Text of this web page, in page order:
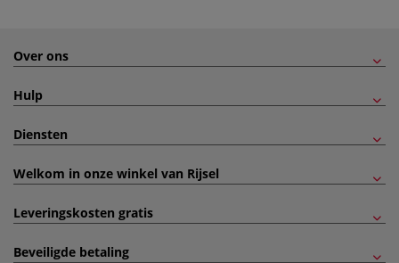
Over ons
Hulp
Diensten
Welkom in onze winkel van Rijsel
Leveringskosten gratis
Beveiligde betaling